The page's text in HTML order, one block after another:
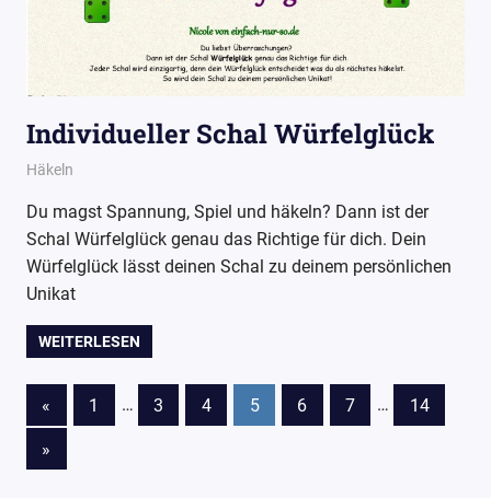
Individueller Schal Würfelglück
31. März 2017
Wollpoesie
Häkeln
Du magst Spannung, Spiel und häkeln? Dann ist der
Schal Würfelglück genau das Richtige für dich. Dein
Würfelglück lässt deinen Schal zu deinem persönlichen
Unikat
WEITERLESEN
Beitragsnavigation
« Vorherige
Beiträge
1 … 3 4 5 6 7 … 14
Nächste
Beiträge
»